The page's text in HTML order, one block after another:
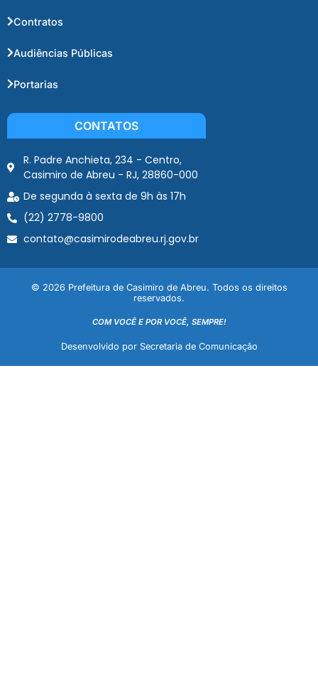
Contratos
Audiências Públicas
Portarias
CONTATOS
R. Padre Anchieta, 234 - Centro,
Casimiro de Abreu - RJ, 28860-000
De segunda à sexta de 9h às 17h
(22) 2778-9800
contato@casimirodeabreu.rj.gov.br
© 2026 Prefeitura de Casimiro de Abreu. Todos os direitos
reservados.
COM VOCÊ E POR VOCÊ, SEMPRE!
Desenvolvido por Secretaria de Comunicação